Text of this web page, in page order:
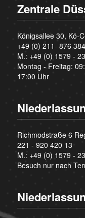
Zentrale
Königsallee 30, Kö-
+49 (0) 211- 876
M.: +49 (0) 1579 -
Montag - Freitag:
17:00 Uhr
Richmodstraße 6
221 - 920 420 13
M.: +49 (0) 1579 -
Besuch nur nach